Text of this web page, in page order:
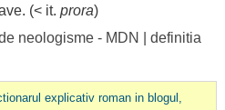
. (< it. prora)
neologisme - MDN
definitia
explicativ roman in blogul,